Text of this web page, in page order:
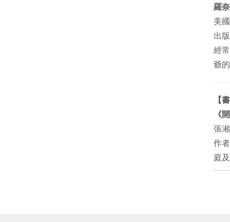
羅
美
出
經
爺
【
《
張
作
庭